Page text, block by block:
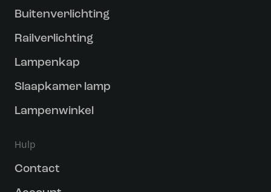
Buitenverlichting
Railverlichting
Lampenkap
Slaapkamer lamp
Lampenwinkel
Hulp
Contact